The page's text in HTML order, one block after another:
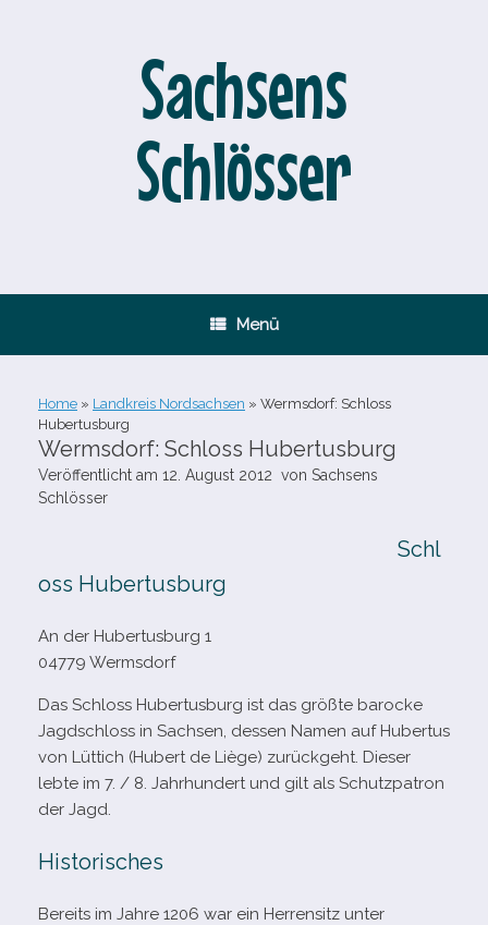
Sachsens
Schlösser
Menü
Home » Landkreis Nordsachsen » Wermsdorf: Schloss
Hubertusburg
Wermsdorf: Schloss Hubertusburg
Veröffentlicht am 12. August 2012 von Sachsens
Schlösser
Schl
oss Hubertusburg
An der Hubertusburg 1
04779 Wermsdorf
Das Schloss Hubertusburg ist das größte baro­cke
Jagdschloss in Sachsen, des­sen Namen auf Hubertus
von Lüttich (Hubert de Liège) zurück­geht. Dieser
lebte im 7. /​ 8. Jahrhundert und gilt als Schutzpatron
der Jagd.
Historisches
Bereits im Jahre 1206 war ein Herrensitz unter